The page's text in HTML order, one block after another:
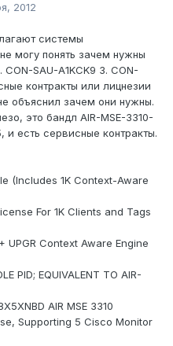
2012
системы
могу понять зачем нужны
SAU-A1KCK9 3. CON-
контракты или лицнезии
объяснил зачем они нужны.
это бандл AIR-MSE-3310-
и есть сервисные контракты.
(Includes 1K Context-Aware
For 1K Clients and Tags
UPGR Context Aware Engine
PID; EQUIVALENT TO AIR-
AIR MSE 3310
Supporting 5 Cisco Monitor